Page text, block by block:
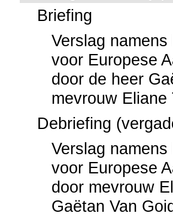
Briefing
Verslag
voor Europese
door de heer
mevrouw Eliane
Debriefing
Verslag
voor Europese
door mevrouw
Gaëtan Van